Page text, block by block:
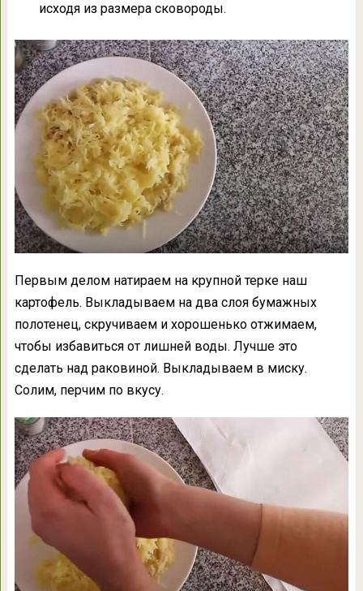
исходя из размера сковороды.
Первым делом натираем на крупной терке наш
картофель. Выкладываем на два слоя бумажных
полотенец, скручиваем и хорошенько отжимаем,
чтобы избавиться от лишней воды. Лучше это
сделать над раковиной. Выкладываем в миску.
Солим, перчим по вкусу.